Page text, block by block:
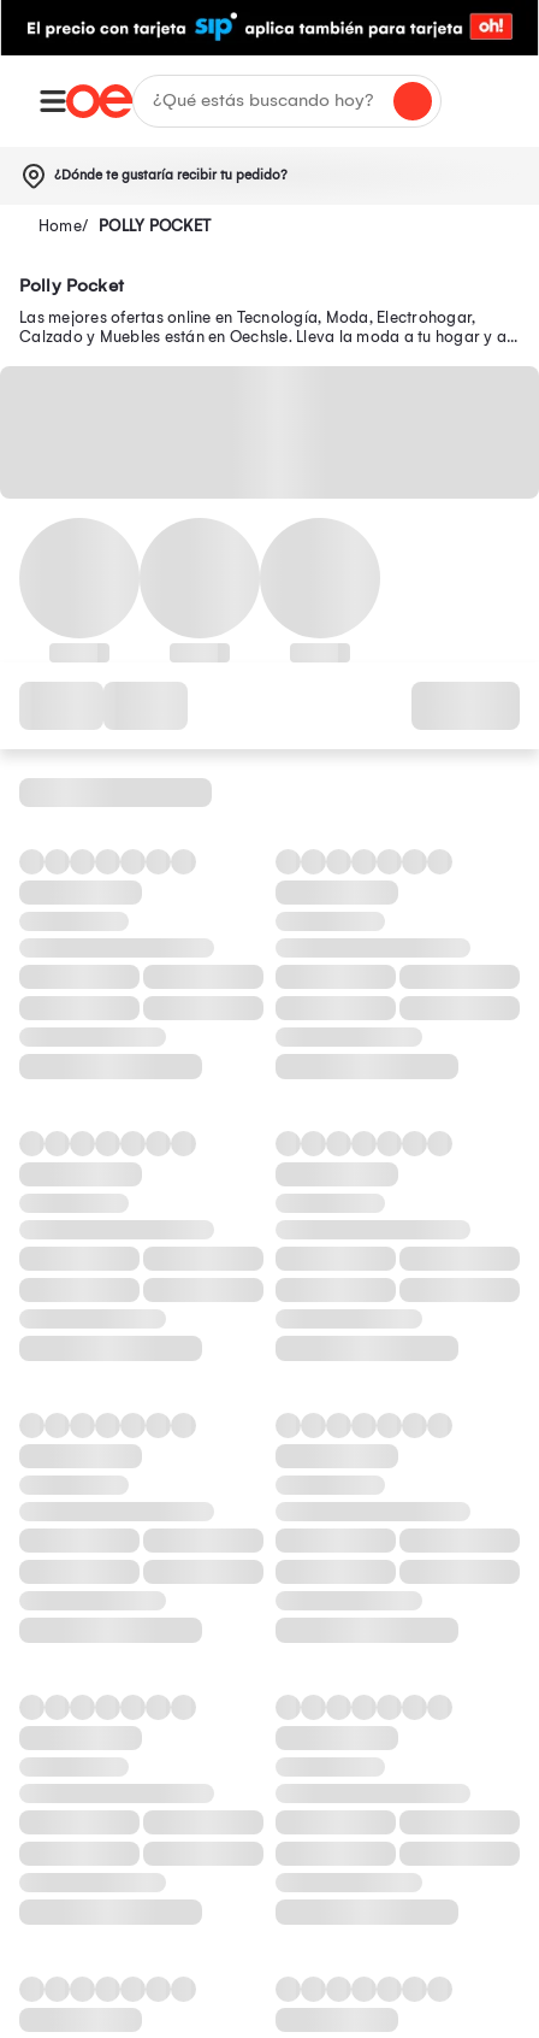
¿Dónde te gustaría recibir tu pedido?
POLLY POCKET
Polly Pocket
Las mejores ofertas online en Tecnología, Moda, Electrohogar,
Calzado y Muebles están en Oechsle. Lleva la moda a tu hogar y a